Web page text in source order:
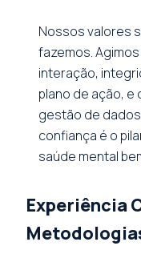
Nossos valores
fazemos.
interação,
plano de ação,
gestão de
confiança é o
saúde mental
Experiência